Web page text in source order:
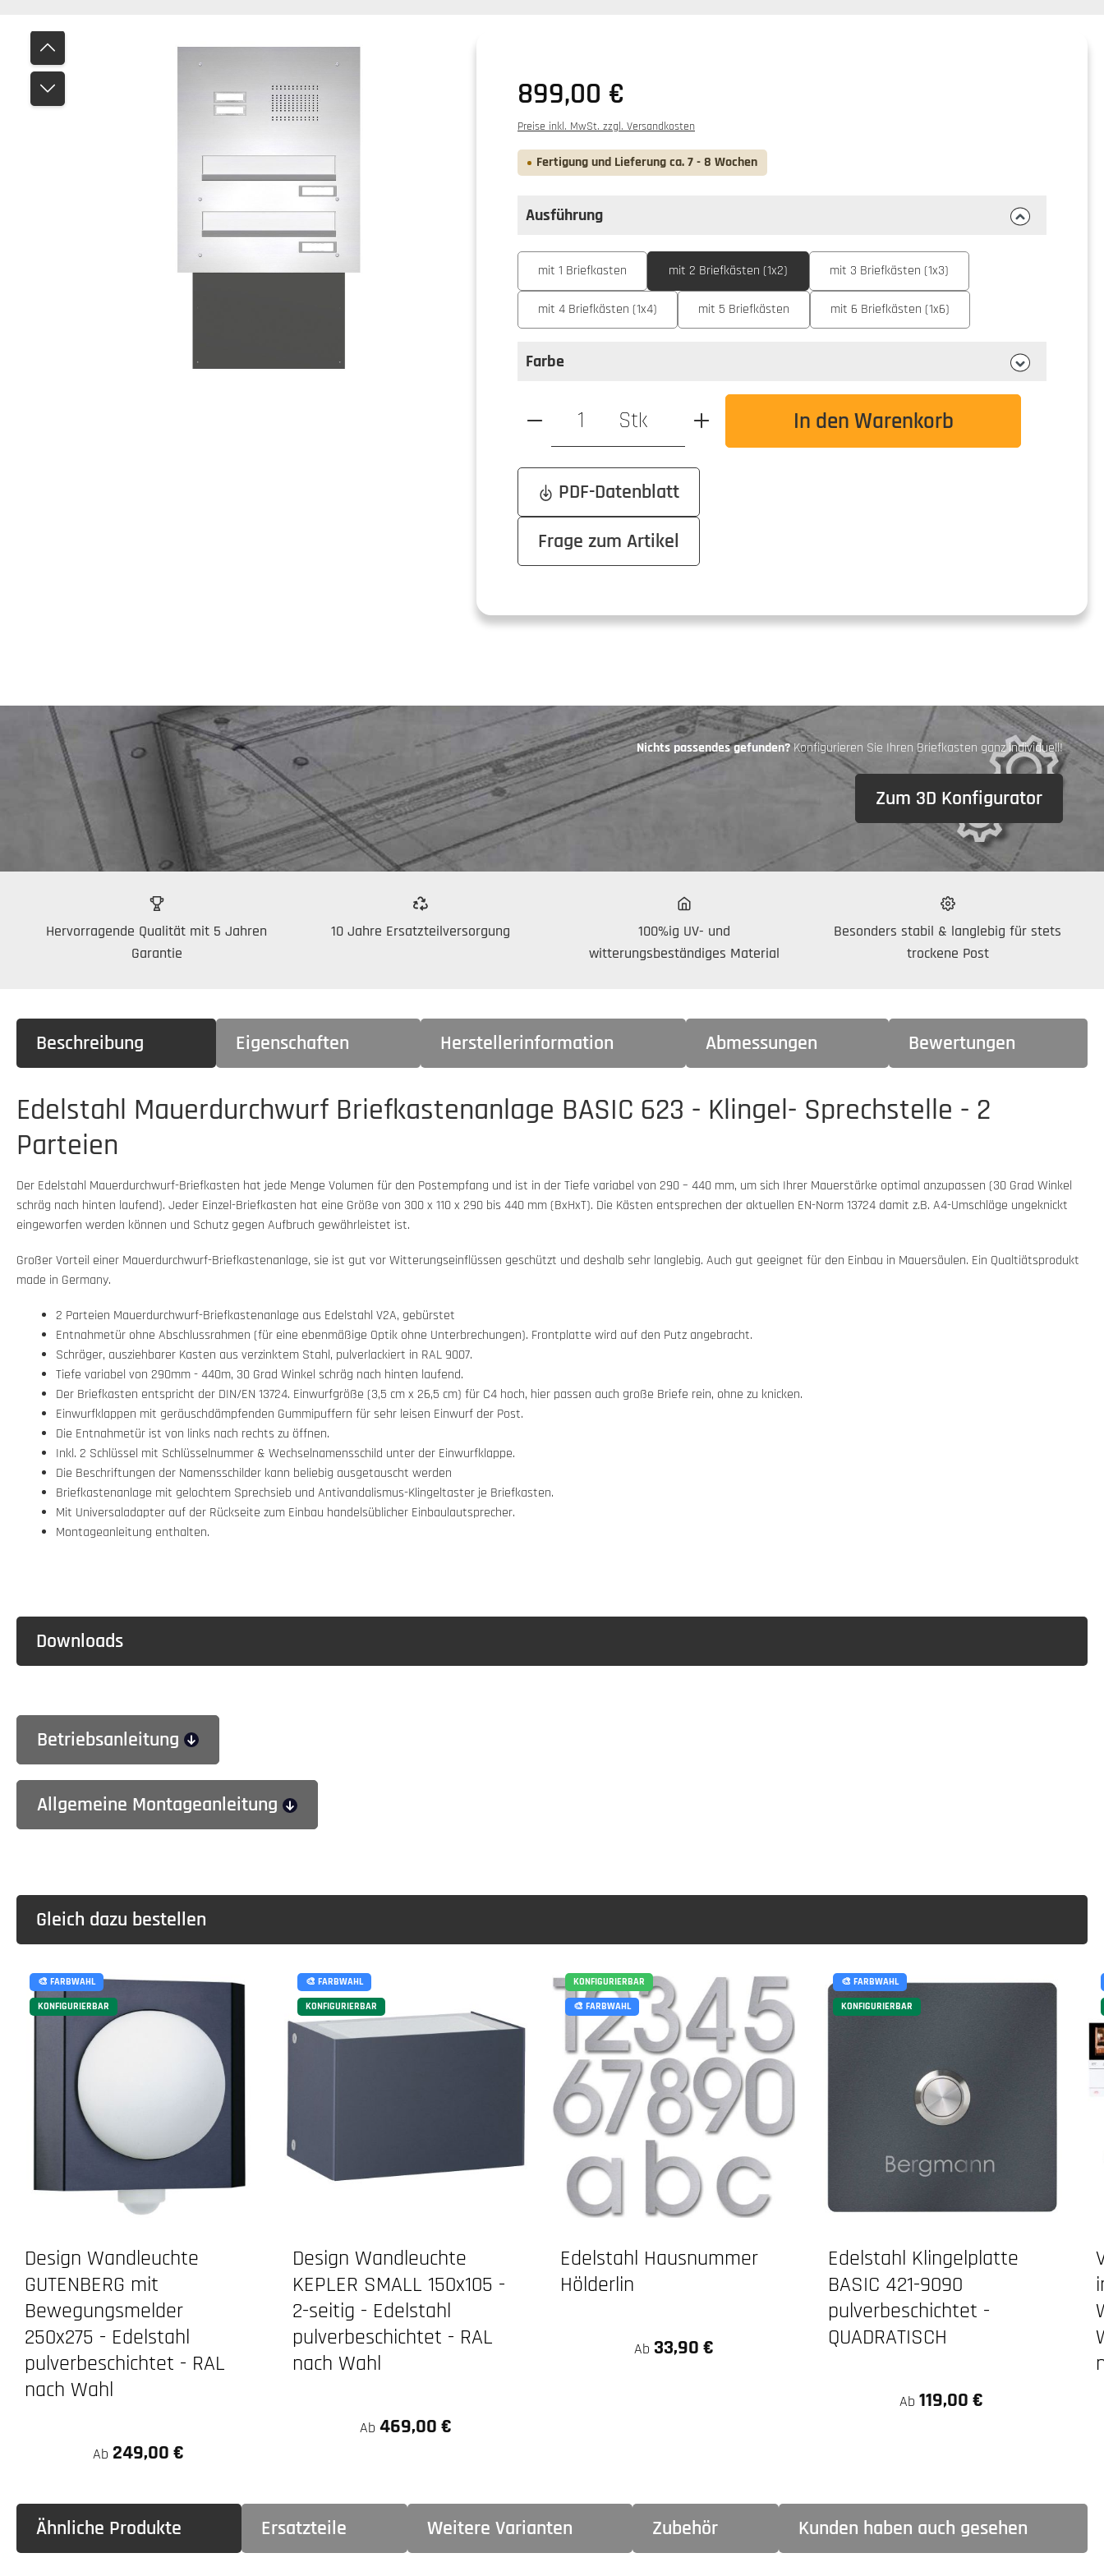
Bildergalerie überspringen
Regulärer Preis:
899,00 €
Preise inkl. MwSt. zzgl. Versandkosten
Fertigung und Lieferung ca. 7 - 8 Wochen
Ausführung
Ausführungauswählen
mit 1 Briefkasten mit 2 Briefkästen (1x2) mit 3 Briefkästen (1x3)
mit 4 Briefkästen (1x4) mit 5 Briefkästen mit 6 Briefkästen (1x6)
Farbe
Produkt Anzahl: Gib den gewünschten Wert ein oder benutze die
Stk In den Warenkorb
PDF-Datenblatt
Frage zum Artikel
Nichts passendes gefunden?Konfigurieren Sie Ihren Briefkasten ganz individuell!
Zum 3D Konfigurator
Hervorragende Qualität mit 5 Jahren
Garantie
10 Jahre Ersatzteilversorgung
100%ig UV- und
witterungsbeständiges Material
Besonders stabil & langlebig für stets
trockene Post
Beschreibung Eigenschaften Herstellerinformation Abmessungen Bewertungen
Edelstahl Mauerdurchwurf Briefkastenanlage BASIC 623 - Klingel- Sprechstelle - 2
Parteien
Der Edelstahl Mauerdurchwurf-Briefkasten hat jede Menge Volumen für den Postempfang und ist in der Tiefe variabel von 290 – 440 mm, um sich Ihrer Mauerstärke optimal anzupassen (30 Grad Winkel
schräg nach hinten laufend). Jeder Einzel-Briefkasten hat eine Größe von 300 x 110 x 290 bis 440 mm (BxHxT). Die Kästen entsprechen der aktuellen EN-Norm 13724 damit z.B. A4-Umschläge ungeknickt
eingeworfen werden können und Schutz gegen Aufbruch gewährleistet ist.
Großer Vorteil einer Mauerdurchwurf-Briefkastenanlage, sie ist gut vor Witterungseinflüssen geschützt und deshalb sehr langlebig. Auch gut geeignet für den Einbau in Mauersäulen. Ein Qualtiätsprodukt
made in Germany.
2 Parteien Mauerdurchwurf-Briefkastenanlage aus Edelstahl V2A, gebürstet
Entnahmetür ohne Abschlussrahmen (für eine ebenmäßige Optik ohne Unterbrechungen). Frontplatte wird auf den Putz angebracht.
Schräger, ausziehbarer Kasten aus verzinktem Stahl, pulverlackiert in RAL 9007.
Tiefe variabel von 290mm - 440m, 30 Grad Winkel schräg nach hinten laufend.
Der Briefkasten entspricht der DIN/EN 13724. Einwurfgröße (3,5 cm x 26,5 cm) für C4 hoch, hier passen auch große Briefe rein, ohne zu knicken.
Einwurfklappen mit geräuschdämpfenden Gummipuffern für sehr leisen Einwurf der Post.
Die Entnahmetür ist von links nach rechts zu öffnen.
Inkl. 2 Schlüssel mit Schlüsselnummer & Wechselnamensschild unter der Einwurfklappe.
Die Beschriftungen der Namensschilder kann beliebig ausgetauscht werden
Briefkastenanlage mit gelochtem Sprechsieb und Antivandalismus-Klingeltaster je Briefkasten.
Mit Universaladapter auf der Rückseite zum Einbau handelsüblicher Einbaulautsprecher.
Montageanleitung enthalten.
Downloads
Betriebsanleitung
Allgemeine Montageanleitung
Gleich dazu bestellen
🎨 FARBWAHL
KONFIGURIERBAR
Design Wandleuchte
GUTENBERG mit
Bewegungsmelder
250x275 - Edelstahl
pulverbeschichtet - RAL
nach Wahl
Ab 249,00 €
🎨 FARBWAHL
KONFIGURIERBAR
Design Wandleuchte
KEPLER SMALL 150x105 -
2-seitig - Edelstahl
pulverbeschichtet - RAL
nach Wahl
Ab 469,00 €
KONFIGURIERBAR
🎨 FARBWAHL
Edelstahl Hausnummer
Hölderlin
Regulärer Preis:
Ab 33,90 €
🎨 FARBWAHL
KONFIGURIERBAR
Edelstahl Klingelplatte
BASIC 421-9090
pulverbeschichtet -
QUADRATISCH
Ab 119,00 €
Ähnliche Produkte Ersatzteile Weitere Varianten Zubehör Kunden haben auch gesehen